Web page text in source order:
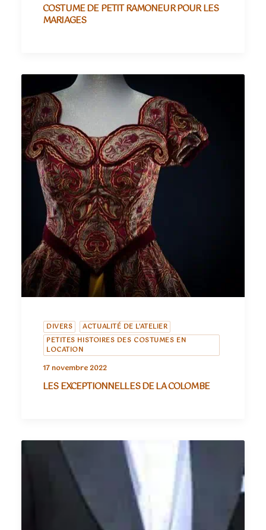
COSTUME DE PETIT RAMONEUR POUR LES
MARIAGES
DIVERS
ACTUALITÉ DE L'ATELIER
PETITES HISTOIRES DES COSTUMES EN
LOCATION
17 novembre 2022
LES EXCEPTIONNELLES DE LA COLOMBE